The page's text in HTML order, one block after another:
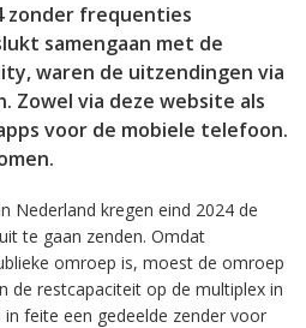
zonder frequenties
samengaan met de
waren de uitzendingen via
via deze website als
voor de mobiele telefoon.
Nederland kregen eind 2024 de
te gaan zenden. Omdat
omroep is, moest de omroep
de restcapaciteit op de multiplex in
in feite een gedeelde zender voor